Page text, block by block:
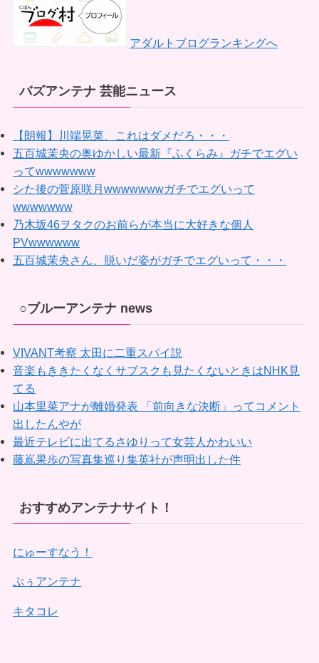
アダルトブログランキングへ
バズアンテナ 芸能ニュース
【朗報】川端晃菜、これはダメだろ・・・
五百城茉央の奥ゆかしい最新『ふくらみ』ガチでエグい
ってwwwwwww
シた後の菅原咲月wwwwwwwガチでエグいって
wwwwwww
乃木坂46ヲタクのお前らが本当に大好きな個人
PVwwwwww
五百城茉央さん、脱いだ姿がガチでエグいって・・・
○ブルーアンテナ news
VIVANT考察 太田に二重スパイ説
音楽もききたくなくサブスクも見たくないときはNHK見
てる
山本里菜アナが離婚発表 「前向きな決断」ってコメント
出したんやが
最近テレビに出てるさゆりって女芸人かわいい
藤嶌果歩の写真集巡り集英社が声明出した件
おすすめアンテナサイト！
にゅーすなう！
ぷぅアンテナ
キタコレ